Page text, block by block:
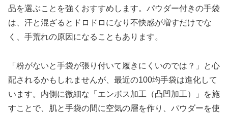
品を選ぶことを強くおすすめします。パウダー付きの手袋
は、汗と混ざるとドロドロになり不快感が増すだけでな
く、手荒れの原因になることもあります。
「粉がないと手袋が張り付いて履きにくいのでは？」と心
配されるかもしれませんが、最近の100均手袋は進化して
います。内側に微細な「エンボス加工（凸凹加工）」を施
すことで、肌と手袋の間に空気の層を作り、パウダーを使